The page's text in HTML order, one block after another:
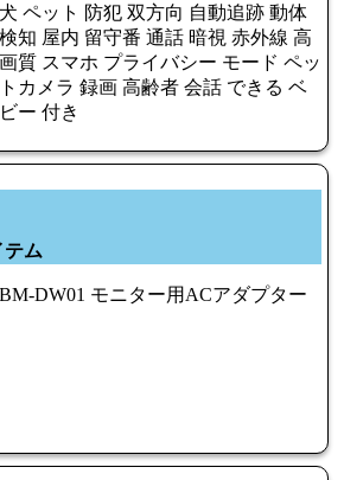
犬 ペット 防犯 双方向 自動追跡 動体
検知 屋内 留守番 通話 暗視 赤外線 高
画質 スマホ プライバシー モード ペッ
トカメラ 録画 高齢者 会話 できる ベ
ビー 付き
テム
BM-DW01 モニター用ACアダプター